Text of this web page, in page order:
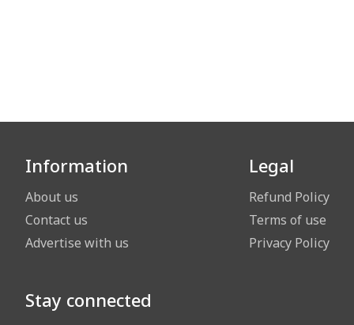
Information
About us
Contact us
Advertise with us
Legal
Refund Policy
Terms of use
Privacy Policy
Stay connected